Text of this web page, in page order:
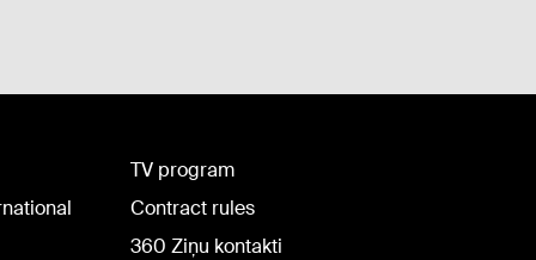
TV program
Contract rules
360 Ziņu kontakti